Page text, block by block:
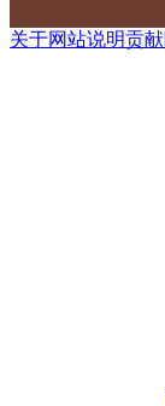
关于网站说明贡献